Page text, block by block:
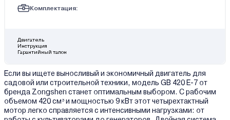
Комплектация:
Двигатель
Инструкция
Гарантийный талон
Если вы ищете выносливый и экономичный двигатель для
садовой или строительной техники, модель GB 420 E-7 от
бренда Zongshen станет оптимальным выбором. С рабочим
объемом 420 см³ и мощностью 9 кВт этот четырехтактный
мотор легко справляется с интенсивными нагрузками: от